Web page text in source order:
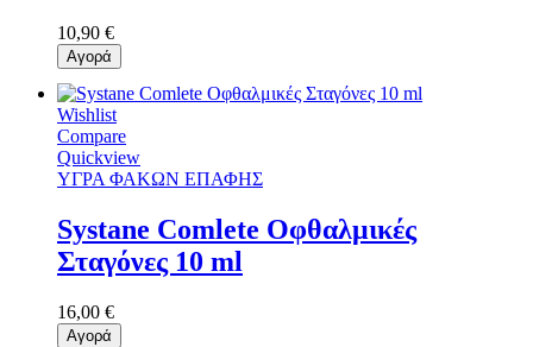
10,90 €
Αγορά
Wishlist
Compare
Quickview
ΥΓΡΑ ΦΑΚΩΝ ΕΠΑΦΗΣ
Systane Comlete Οφθαλμικές
Σταγόνες 10 ml
16,00 €
Αγορά